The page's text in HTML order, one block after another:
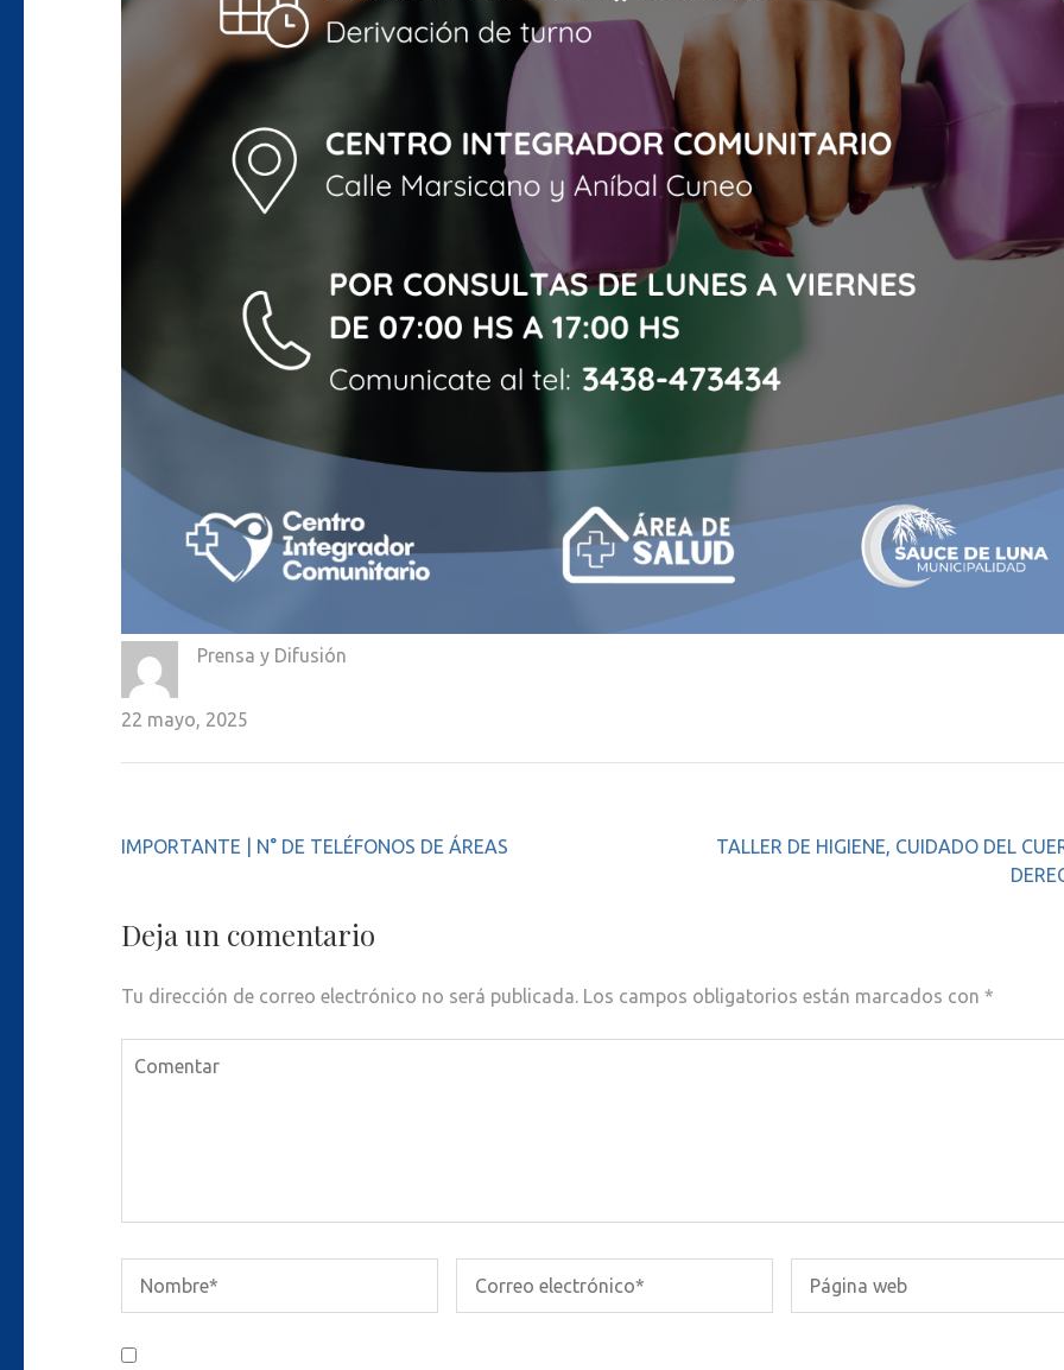
Prensa y Difusión
22 mayo, 2025
Navegación
IMPORTANTE | N° DE TELÉFONOS DE ÁREAS
TALLER DE HIGIENE, CUIDADO DEL
Deja un comentario
Tu dirección de correo electrónico no será publicada. Los campos obligatorios están marcados con *